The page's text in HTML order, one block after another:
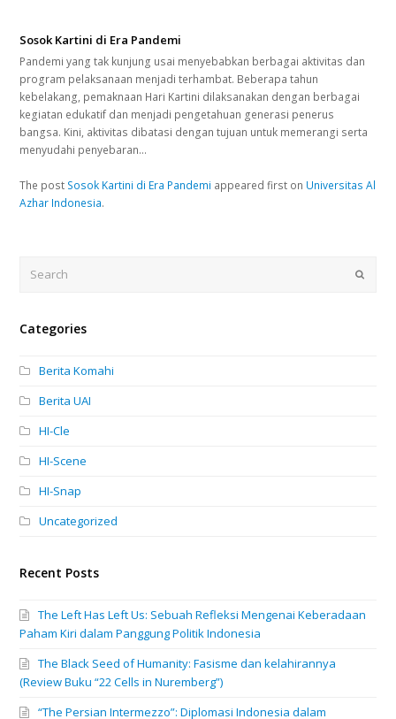
Sosok Kartini di Era Pandemi
Pandemi yang tak kunjung usai menyebabkan berbagai aktivitas dan
program pelaksanaan menjadi terhambat. Beberapa tahun
kebelakang, pemaknaan Hari Kartini dilaksanakan dengan berbagai
kegiatan edukatif dan menjadi pengetahuan generasi penerus
bangsa. Kini, aktivitas dibatasi dengan tujuan untuk memerangi serta
menyudahi penyebaran…
The post Sosok Kartini di Era Pandemi appeared first on Universitas Al
Azhar Indonesia.
Submit
Categories
Berita Komahi
Berita UAI
HI-Cle
HI-Scene
HI-Snap
Uncategorized
Recent Posts
The Left Has Left Us: Sebuah Refleksi Mengenai Keberadaan
Paham Kiri dalam Panggung Politik Indonesia
The Black Seed of Humanity: Fasisme dan kelahirannya
(Review Buku “22 Cells in Nuremberg”)
“The Persian Intermezzo”: Diplomasi Indonesia dalam